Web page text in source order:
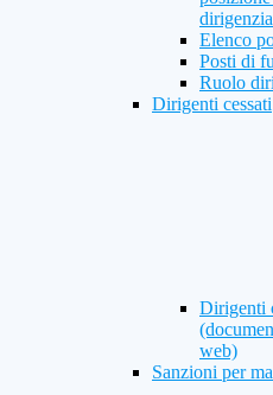
Elenco
Posti di
Ruolo
Dirigenti cessati
Dirigenti
web)
Sanzioni per